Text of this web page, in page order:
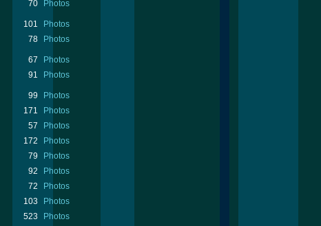
70 Photos
101
Photos
78 Photos
67
Photos
91 Photos
99
Photos
171
Photos
57
Photos
172
Photos
79
Photos
92
Photos
72
Photos
103
Photos
523
Photos